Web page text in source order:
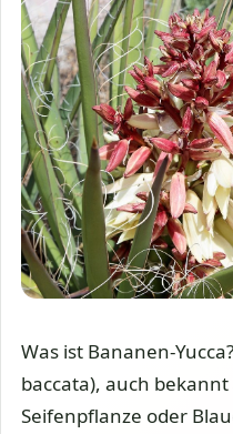
Was ist Bananen-
baccata), auch bekannt
Seifenpflanze oder